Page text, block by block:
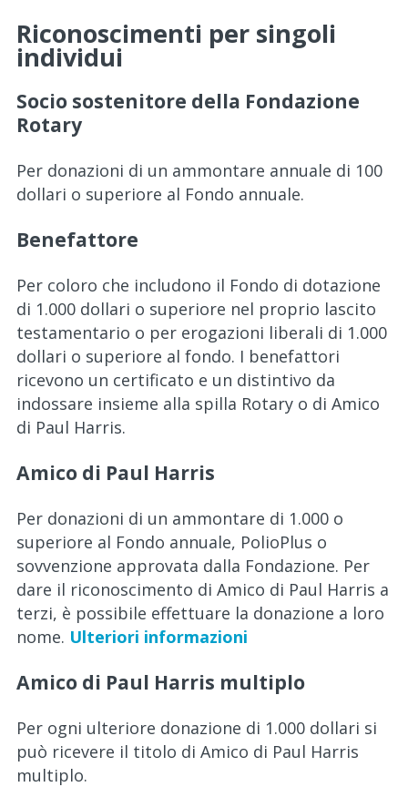
Riconoscimenti per singoli
individui
Socio sostenitore della Fondazione
Rotary
Per donazioni di un ammontare annuale di 100
dollari o superiore al Fondo annuale.
Benefattore
Per coloro che includono il Fondo di dotazione
di 1.000 dollari o superiore nel proprio lascito
testamentario o per erogazioni liberali di 1.000
dollari o superiore al fondo. I benefattori
ricevono un certificato e un distintivo da
indossare insieme alla spilla Rotary o di Amico
di Paul Harris.
Amico di Paul Harris
Per donazioni di un ammontare di 1.000 o
superiore al Fondo annuale, PolioPlus o
sovvenzione approvata dalla Fondazione. Per
dare il riconoscimento di Amico di Paul Harris a
terzi, è possibile effettuare la donazione a loro
nome. Ulteriori informazioni
Amico di Paul Harris multiplo
Per ogni ulteriore donazione di 1.000 dollari si
può ricevere il titolo di Amico di Paul Harris
multiplo.